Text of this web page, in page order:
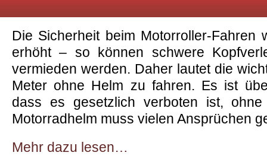
Die Sicherheit beim Motorroller-Fahren
erhöht – so können schwere
vermieden werden. Daher lautet die
Meter ohne Helm zu fahren. Es ist
dass es gesetzlich verboten ist,
Motorradhelm muss vielen Ansprüchen
Mehr dazu lesen…